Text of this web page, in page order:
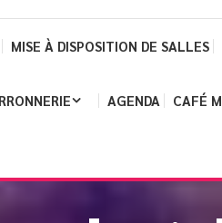
MISE À DISPOSITION DE SALLES
AGENDA CAFÉ